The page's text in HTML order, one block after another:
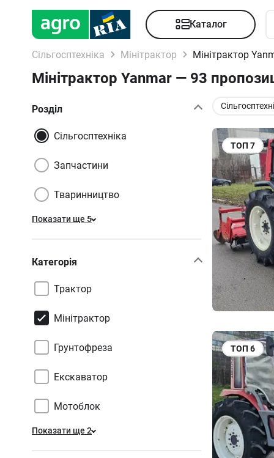
Каталог
Сільгосптехніка Мінітрактор Мінітрактор
Мінітрактор Yanmar — 93
Розділ
Сільгосптехніка
Запчастини
Тваринництво
Показати ще 5
Категорія
Трактор
Мінітрактор
Грунтофреза
Екскаватор
Мотоблок
Показати ще 2
ТОП 7
ТОП 6